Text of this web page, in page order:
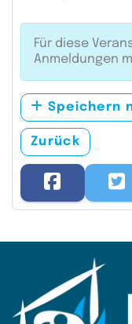
Für diese
Anmeldungen
Speichern
Zurück